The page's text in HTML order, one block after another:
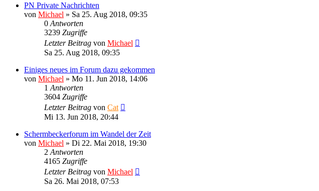
PN Private Nachrichten
von Michael » Sa 25. Aug 2018, 09:35
0 Antworten
3239 Zugriffe
Letzter Beitrag von Michael
Sa 25. Aug 2018, 09:35
Einiges neues im Forum dazu gekommen
von Michael » Mo 11. Jun 2018, 14:06
1 Antworten
3604 Zugriffe
Letzter Beitrag von Cat
Mi 13. Jun 2018, 20:44
Schermbeckerforum im Wandel der Zeit
von Michael » Di 22. Mai 2018, 19:30
2 Antworten
4165 Zugriffe
Letzter Beitrag von Michael
Sa 26. Mai 2018, 07:53